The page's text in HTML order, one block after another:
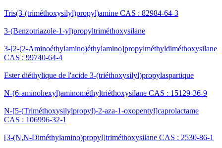
Tris(3-(triméthoxysilyl)propyl)amine CAS : 82984-64-3
3-(Benzotriazole-1-yl)propyltriméthoxysilane
3-[2-(2-Aminoéthylamino)éthylamino]propylméthyldiméthoxysilane
CAS : 99740-64-4
Ester diéthylique de l'acide 3-(triéthoxysilyl)propylaspartique
N-(6-aminohexyl)aminométhyltriéthoxysilane CAS : 15129-36-9
N-[5-(Triméthoxysilylpropyl)-2-aza-1-oxopentyl]caprolactame
CAS : 106996-32-1
[3-(N,N-Diméthylamino)propyl]triméthoxysilane CAS : 2530-86-1